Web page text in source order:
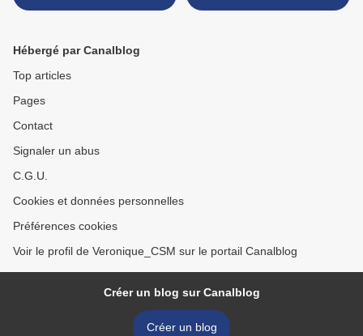
Hébergé par Canalblog
Top articles
Pages
Contact
Signaler un abus
C.G.U.
Cookies et données personnelles
Préférences cookies
Voir le profil de Veronique_CSM sur le portail Canalblog
Créer un blog sur Canalblog
Créer un blog